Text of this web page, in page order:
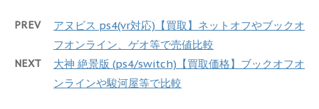
PREV
アヌビス ps4(vr対応)【買取】ネットオフやブックオ
フオンライン、ゲオ等で売値比較
NEXT
大神 絶景版 (ps4/switch)【買取価格】ブックオフオ
ンラインや駿河屋等で比較